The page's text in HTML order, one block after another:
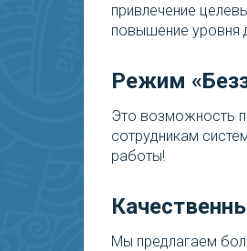
привлечение
повышение уровня
Режим
Это возможность
сотрудникам
работы!
Мы предлагаем